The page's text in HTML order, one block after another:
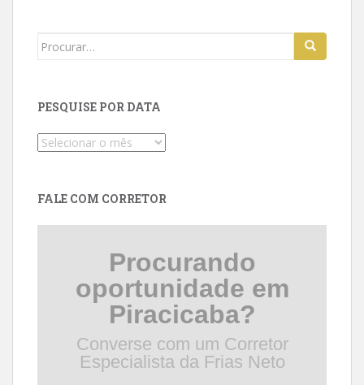
Search
PESQUISE POR DATA
Pesquise
FALE COM CORRETOR
Procurando
oportunidade em
Piracicaba?
Converse com um Corretor
Especialista da Frias Neto